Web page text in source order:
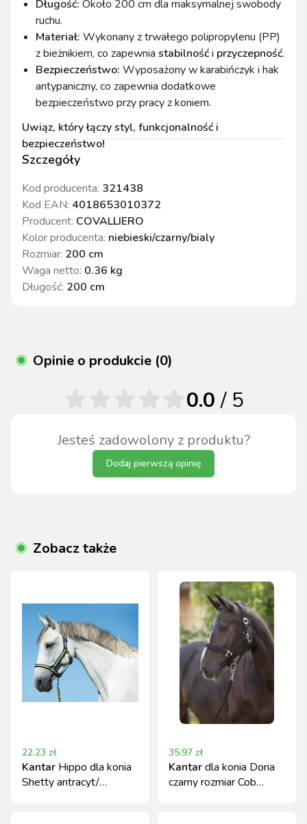
Szczegóły
Kod producenta: 321438
Kod EAN: 4018653010372
Producent: COVALLIERO
Kolor producenta: niebieski/czarny/bialy
Rozmiar: 200 cm
Waga netto: 0.36 kg
Długość: 200 cm
Długość: Około 200 cm dla maksymalnej swobody
ruchu.
Materiał: Wykonany z trwałego polipropylenu (PP)
z bieżnikiem, co zapewnia stabilnośći przyczepność.
Bezpieczeństwo: Wyposażony w karabińczyk i hak
antypaniczny, co zapewnia dodatkowe
bezpieczeństwo przy pracy z koniem.
Uwiąz, który łączy styl, funkcjonalność i
bezpieczeństwo!
Opinie o produkcie (0)
Jesteś zadowolony z produktu?
Dodaj pierwszą opinię
0.0/ 5
Zobacz także
22.23 zł
Kantar Hippo dla konia
Shetty antracyt/
35.97 zł
Kantardla konia Doria
czarny rozmiar Cob